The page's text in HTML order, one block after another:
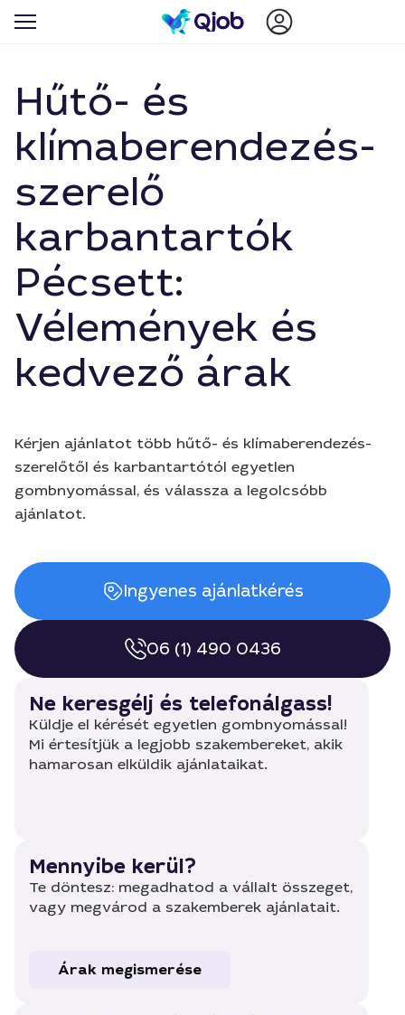
Hűtő- és
klímaberendezés-
szerelő
karbantartók
Pécsett:
Vélemények és
kedvező árak
Kérjen ajánlatot több hűtő- és klímaberendezés-
szerelőtől és karbantartótól egyetlen
gombnyomással, és válassza a legolcsóbb
ajánlatot.
Ingyenes ajánlatkérés
06 (1) 490 0436
Ne keresgélj és telefonálgass!
Küldje el kérését egyetlen gombnyomással!
Mi értesítjük a legjobb szakembereket, akik
hamarosan elküldik ajánlataikat.
Mennyibe kerül?
Te döntesz: megadhatod a vállalt összeget,
vagy megvárod a szakemberek ajánlatait.
Árak megismerése